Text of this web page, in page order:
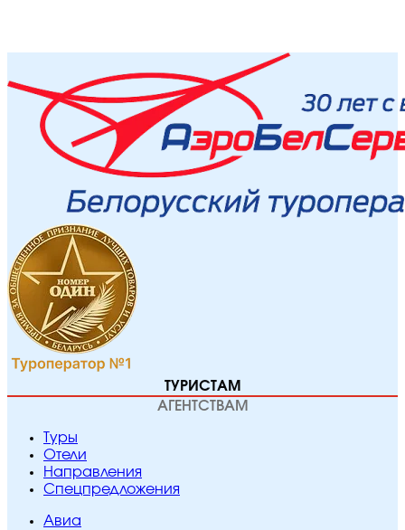
ТУРИСТАМ
АГЕНТСТВАМ
Туры
Отели
Направления
Спецпредложения
Авиа